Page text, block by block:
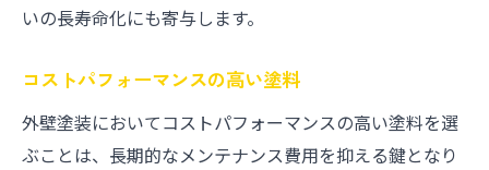
いの長寿命化にも寄与します。
コストパフォーマンスの高い塗料
外壁塗装においてコストパフォーマンスの高い塗料を選
ぶことは、長期的なメンテナンス費用を抑える鍵となり